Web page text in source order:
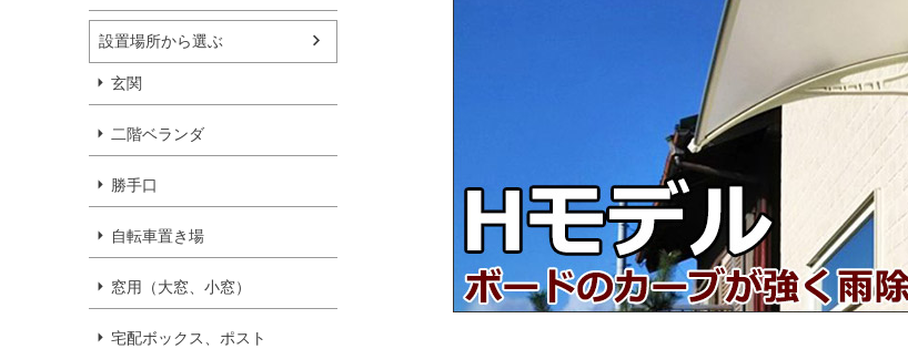
設置場所から選ぶ
玄関
二階ベランダ
勝手口
自転車置き場
窓用（大窓、小窓）
宅配ボックス、ポスト